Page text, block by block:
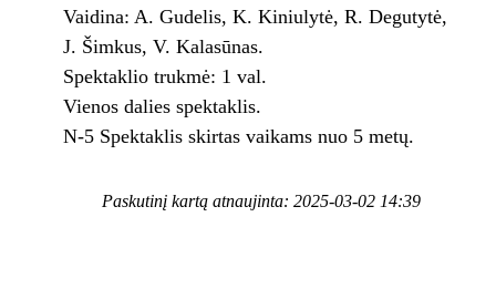
Vaidina: A. Gudelis, K. Kiniulytė, R. Degutytė,
J. Šimkus, V. Kalasūnas.
Spektaklio trukmė: 1 val.
Vienos dalies spektaklis.
N-5 Spektaklis skirtas vaikams nuo 5 metų.
Paskutinį kartą atnaujinta: 2025-03-02 14:39